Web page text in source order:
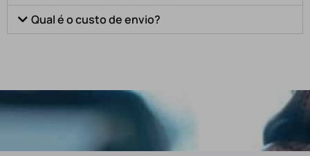
Qual é o custo de envio?